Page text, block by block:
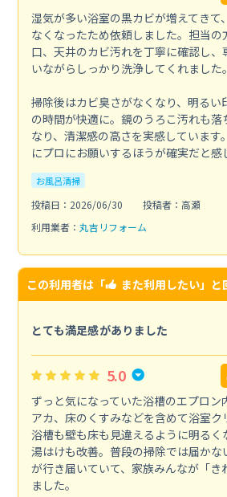
湿気が多い浴室の黒カビが増えてきて
なくなったため依頼しました。担当の
口、天井のカビ汚れを丁寧に確認し、
いながらしっかり洗浄してくれました。
掃除後はカビ臭さがなくなり、明るい
の時間が快適に。鏡のうろこ汚れも落
なり、清潔感の高さを実感しています
にプロにお願いするほうが確実だと感
お風呂清掃
投稿日：2026/06/30
投稿者：高瀬
利用業者： 丸吉リフォーム
この利用者は「 また利用したい」と
とても満足感がありました
5.0
ずっと気になっていた浴槽のエプロン
アカ、床のくすみなどを含めて浴室ク
浴槽も壁も床も見違えるように明るく
湯はけも改善。普段の掃除では届か
が行き届いていて、家族みんなが「き
ました。